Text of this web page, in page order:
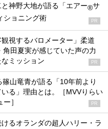
神野大地が語る「エアー®サ
ショニング術 PR
観視するバロメーター」柔道
田夏実が感じていた声の力
ミッション
PR
山竜青が語る「10年前より
る」理由とは。［MVVりらい
］
PR
るオランダの超人ハリー・ラ